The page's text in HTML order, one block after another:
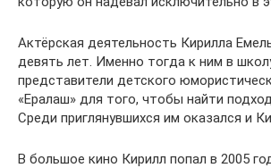
Актёрская деятельность Кирилла
девять лет. Именно тогда к ним в
представители детского
«Ералаш» для того, чтобы найти
Среди приглянувшихся им оказался и
В большое кино Кирилл попал в 2005